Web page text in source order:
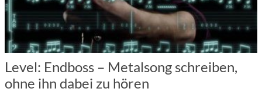
Level: Endboss – Metalsong schreiben,
ohne ihn dabei zu hören